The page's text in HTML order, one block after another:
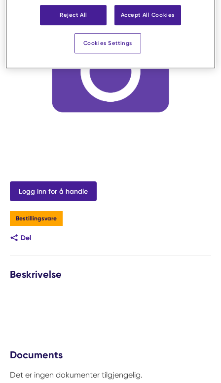
Logg inn for å handle
Bestillingsvare
Del
Beskrivelse
Documents
Det er ingen dokumenter tilgjengelig.
Reject All Accept All Cookies
Cookies Settings